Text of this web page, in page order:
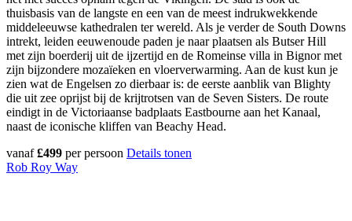
thuisbasis van de langste en een van de meest indrukwekkende
middeleeuwse kathedralen ter wereld. Als je verder de South Downs
intrekt, leiden eeuwenoude paden je naar plaatsen als Butser Hill
met zijn boerderij uit de ijzertijd en de Romeinse villa in Bignor met
zijn bijzondere mozaïeken en vloerverwarming. Aan de kust kun je
zien wat de Engelsen zo dierbaar is: de eerste aanblik van Blighty
die uit zee oprijst bij de krijtrotsen van de Seven Sisters. De route
eindigt in de Victoriaanse badplaats Eastbourne aan het Kanaal,
naast de iconische kliffen van Beachy Head.
vanaf£499 per persoon Details tonen
Rob Roy Way